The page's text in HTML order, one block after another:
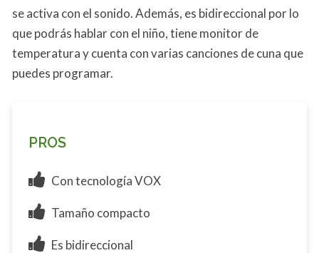
se activa con el sonido. Además, es bidireccional por lo
que podrás hablar con el niño, tiene monitor de
temperatura y cuenta con varias canciones de cuna que
puedes programar.
PROS
Con tecnología VOX
Tamaño compacto
Es bidireccional